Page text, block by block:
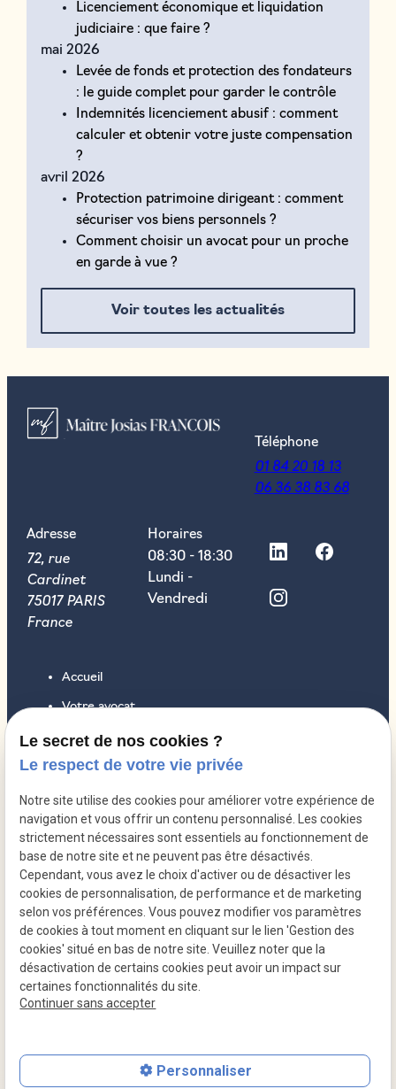
Licenciement économique et liquidation
judiciaire : que faire ?
mai 2026
Levée de fonds et protection des fondateurs
: le guide complet pour garder le contrôle
Indemnités licenciement abusif : comment
calculer et obtenir votre juste compensation
?
avril 2026
Protection patrimoine dirigeant : comment
sécuriser vos biens personnels ?
Comment choisir un avocat pour un proche
en garde à vue ?
Voir toutes les actualités
Téléphone
01 84 20 18 13
06 36 38 83 68
Adresse
72, rue
Cardinet
75017 PARIS
France
Horaires
08:30 - 18:30
Lundi -
Vendredi
Accueil
Votre avocat
Droit des sociétés
Droit pénal
Droit du travail
Honoraires
Contact
Actualités
Mentions
légales
Politique de
confidentialité
Gestion
des
Plan du
site
Siret :84278872100020
Le secret de nos cookies ?
Le respect de votre vie privée
Notre site utilise des cookies pour améliorer votre expérience de
navigation et vous offrir un contenu personnalisé. Les cookies
strictement nécessaires sont essentiels au fonctionnement de
base de notre site et ne peuvent pas être désactivés.
Cependant, vous avez le choix d'activer ou de désactiver les
cookies de personnalisation, de performance et de marketing
selon vos préférences. Vous pouvez modifier vos paramètres
de cookies à tout moment en cliquant sur le lien 'Gestion des
cookies' situé en bas de notre site. Veuillez noter que la
désactivation de certains cookies peut avoir un impact sur
certaines fonctionnalités du site.
Continuer sans accepter
Personnaliser